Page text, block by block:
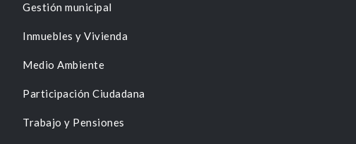
Gestión municipal
Inmuebles y Vivienda
Medio Ambiente
Participación Ciudadana
Trabajo y Pensiones